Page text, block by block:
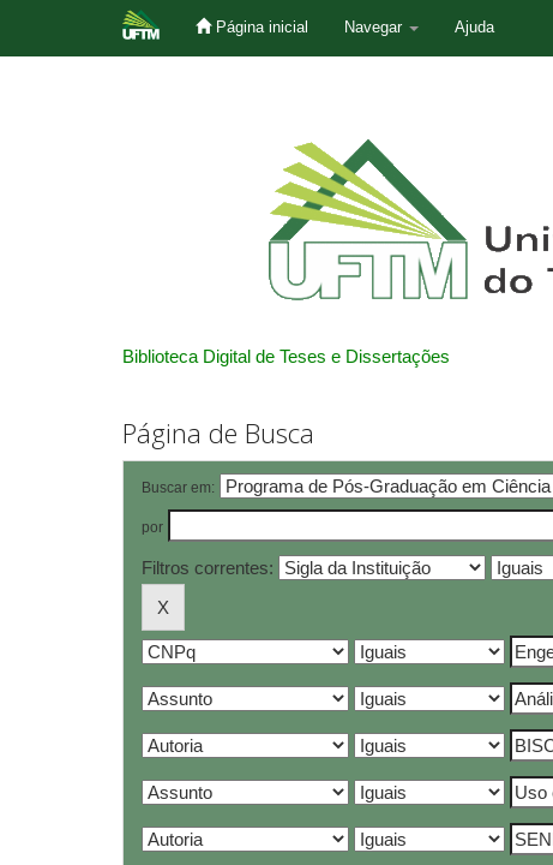
Página inicial Navegar Ajuda
Biblioteca Digital de Teses e Dissertações
Página de Busca
Buscar em:
por
Filtros correntes: